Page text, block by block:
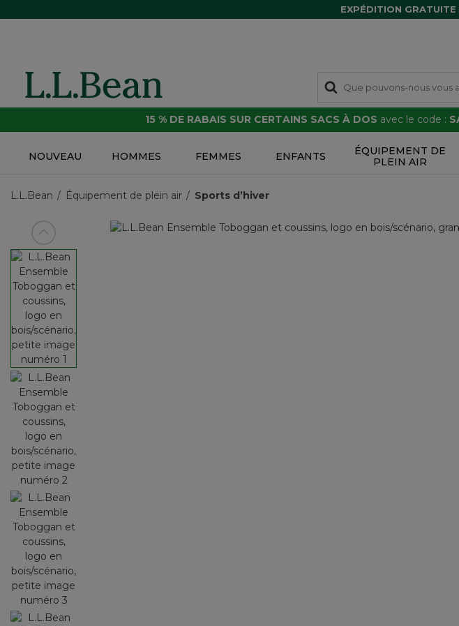
EXPÉDITION GRATUITE
15 % DE RABAIS SUR CERTAINS SACS À DOS avec le code :
NOUVEAU HOMMES FEMMES ENFANTS
ÉQUIPEMENT DE
PLEIN AIR
L.L.Bean Équipement de plein air Sports d’hiver
Voir article précédent